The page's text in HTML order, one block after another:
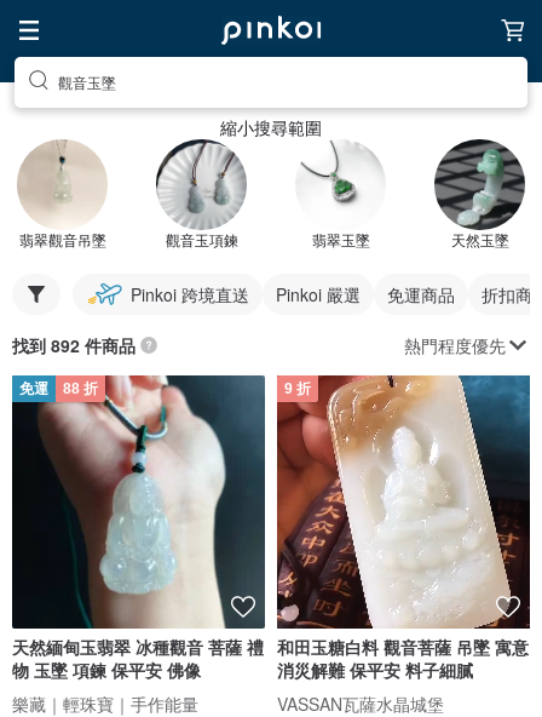
觀音玉墜
縮小搜尋範圍
翡翠觀音吊墜 觀音玉項鍊 翡翠玉墜 天然玉墜
Pinkoi 跨境直送 Pinkoi 嚴選 免運商品 折扣商
找到 892 件商品 熱門程度優先
免運 88 折
天然緬甸玉翡翠 冰種觀音 菩薩 禮
物 玉墜 項鍊 保平安 佛像
樂藏｜輕珠寶｜手作能量
9 折
和田玉糖白料 觀音菩薩 吊墜 寓意
消災解難 保平安 料子細膩
VASSAN瓦薩水晶城堡